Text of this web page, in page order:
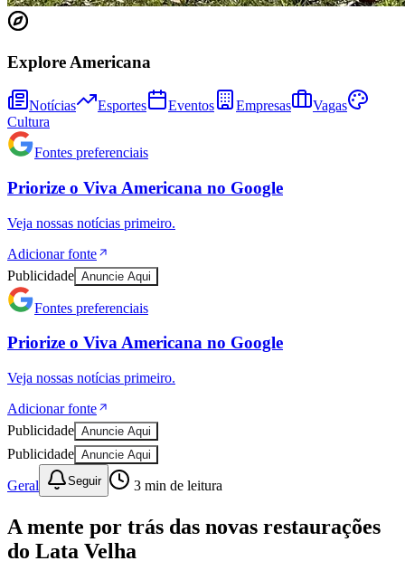
Bahia
Fortaleza
Explore Americana
Notícias Esportes Eventos Empresas
Vagas
Cultura
Fontes preferenciais
Priorize o Viva Americana no Google
Veja nossas notícias primeiro.
Adicionar fonte
Publicidade Anuncie Aqui
Fontes preferenciais
Priorize o Viva Americana no Google
Veja nossas notícias primeiro.
Adicionar fonte
Publicidade Anuncie Aqui
Publicidade Anuncie Aqui
Geral Seguir 3 min de leitura
A mente por trás das novas restaurações
do Lata Velha